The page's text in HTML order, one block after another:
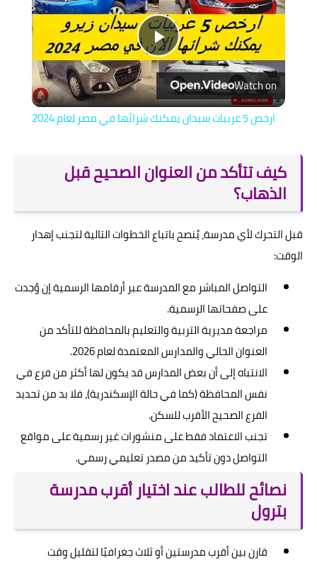
Play
Video
Watch on
ارخص 5 عربيات سيدان يمكنك شرائها في مصر لعام 2024
كيف تتأكد من العنوان الصحيح قبل
الذهاب؟
قبل التحرك لأي مدرسة، يُنصح باتباع الخطوات التالية لتجنب إهدار
الوقت:
التواصل المباشر مع المدرسة عبر أرقامها الرسمية إن وُجدت
على صفحاتها الرسمية.
مراجعة مديرية التربية والتعليم بالمحافظة للتأكد من
العنوان الحالي والمدارس المعتمدة لعام 2026.
الانتباه إلى أن بعض المدارس قد يكون لها أكثر من فرع في
نفس المحافظة (كما في حالة الإسكندرية)، فلا بد من تحديد
الفرع الصحيح الأقرب للسكن.
تجنب الاعتماد فقط على منشورات غير رسمية على مواقع
التواصل دون تأكيد من مصدر تعليمي رسمي.
نصائح للطالب عند اختيار أقرب مدرسة
بترول
قارن بين أقرب مدرستين أو ثلاث جغرافيًا لتقليل وقت